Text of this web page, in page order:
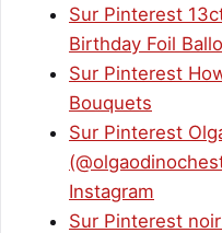
Sur Pinterest
Birthday Foil
Sur Pinterest
Bouquets
Sur Pinterest
Instagram
Sur Pinterest